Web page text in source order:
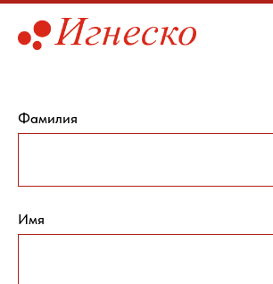
Фамилия
Имя